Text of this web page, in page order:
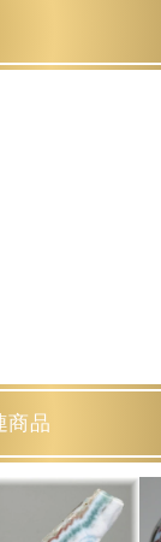
商品